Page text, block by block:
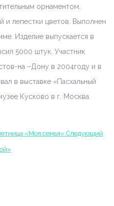
орнаментом,
и лепестки цветов. Выполнен
Изделие выпускается в
5000 штук. Участник
на –Дону в 2004году и в
в выставке «Пасхальный
Кусково в г. Москва.
«Моя семья» Следующий